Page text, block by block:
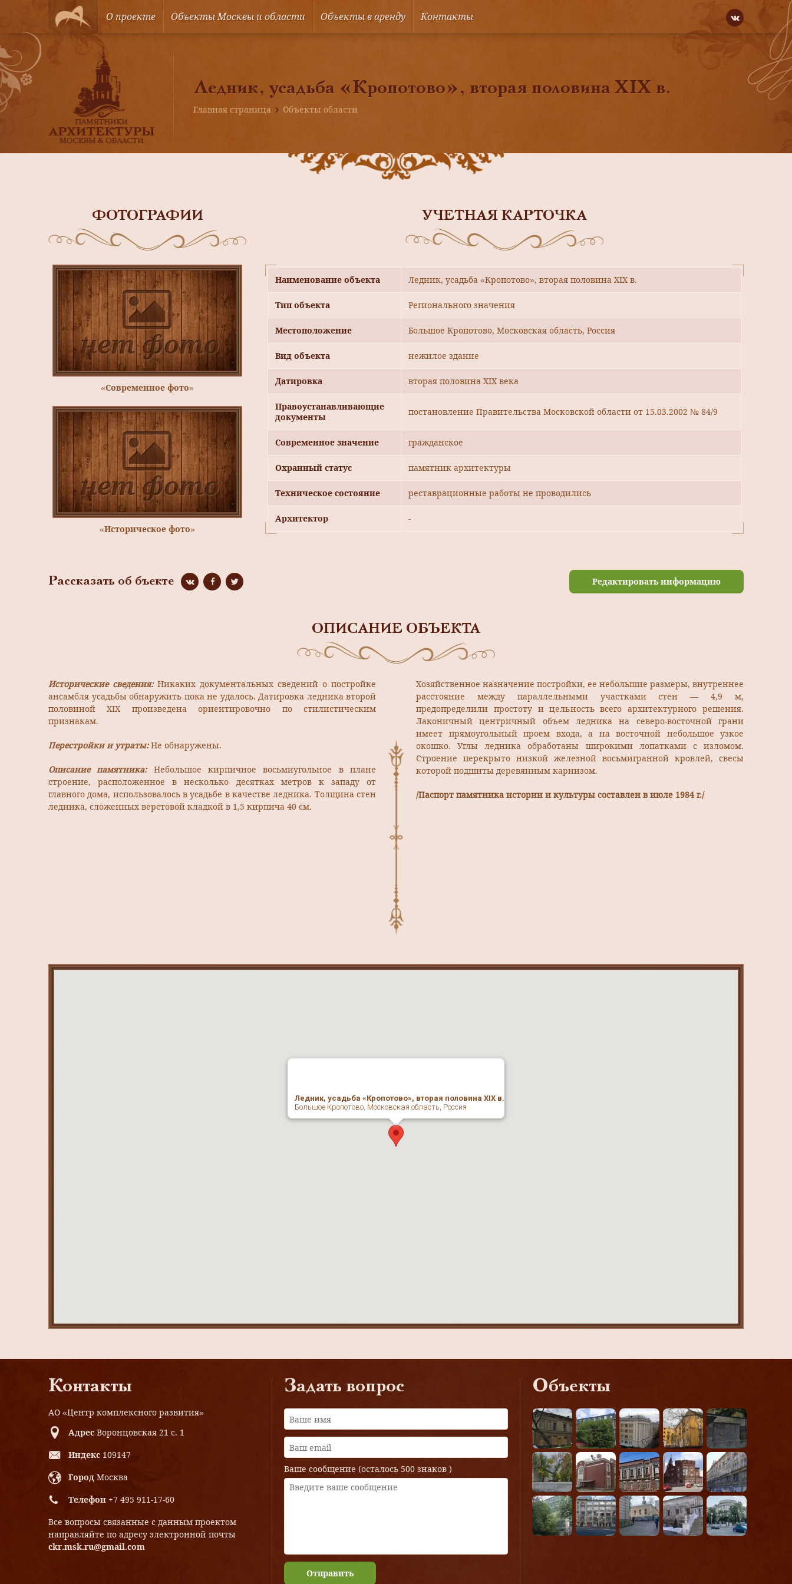
О проекте Объекты Москвы и области Объекты в аренду Контакты
Ледник, усадьба «Кропотово», вторая половина ХIХ в.
Главная страница Объекты области
ФОТОГРАФИИ
«Современное фото»
«Историческое фото»
УЧЕТНАЯ КАРТОЧКА
Наименование объекта Ледник, усадьба «Кропотово», вторая половина ХIХ в.
Тип объекта Регионального значения
Местоположение Большое Кропотово, Московская область, Россия
Вид объекта нежилое здание
Датировка вторая половина ХIХ века
Правоустанавливающие
документы
постановление Правительства Московской области от 15.03.2002 № 84/9
Современное значение гражданское
Охранный статус памятник архитектуры
Техническое состояние реставрационные работы не проводились
Архитектор -
Рассказать об бъекте Редактировать информацию
ОПИСАНИЕ ОБЪЕКТА
Исторические сведения: Никаких документальных сведений о постройке
ансамбля усадьбы обнаружить пока не удалось. Датировка ледника второй
половиной XIX произведена ориентировочно по стилистическим
признакам.
Перестройки и утраты:Не обнаружены.
Описание памятника: Небольшое кирпичное восьмиугольное в плане
строение, расположенное в несколько десятках метров к западу от
главного дома, использовалось в усадьбе в качестве ледника. Толщина стен
ледника, сложенных верстовой кладкой в 1,5 кирпича 40 см.
Хозяйственное назначение постройки, ее небольшие размеры, внутреннее
расстояние между параллельными участками стен — 4,9 м,
предопределили простоту и цельность всего архитектурного решения.
Лаконичный центричный объем ледника на северо-восточной грани
имеет прямоугольный проем входа, а на восточной небольшое узкое
окошко. Углы ледника обработаны широкими лопатками с изломом.
Строение перекрыто низкой железной восьмигранной кровлей, свесы
которой подшиты деревянным карнизом.
/Паспорт памятника истории и культуры составлен в июле 1984 г./
Ледник, усадьба «Кропотово», вторая половина ХIХ в.
Большое Кропотово, Московская область, Россия
Контакты
АО «Центр комплексного развития»
Адрес Воронцовская 21 с. 1
Индекс 109147
Город Москва
Телефон +7 495 911-17-60
Все вопросы связанные с данным проектом
направляйте по адресу электронной почты
ckr.msk.ru@gmail.com
Задать вопрос
Ваше сообщение (осталось 500 знаков )
Отправить
Объекты